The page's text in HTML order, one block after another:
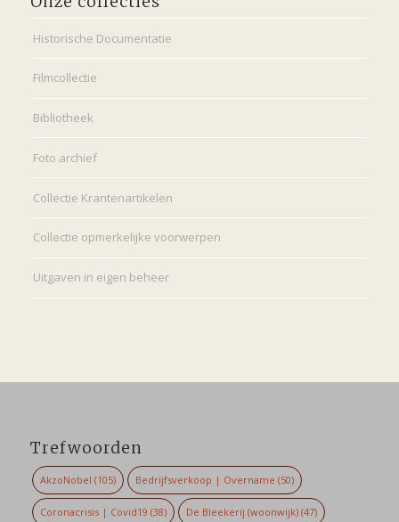
Historische Documentatie
Filmcollectie
Bibliotheek
Foto archief
Collectie Krantenartikelen
Collectie opmerkelijke voorwerpen
Uitgaven in eigen beheer
Trefwoorden
AkzoNobel (105) Bedrijfsverkoop | Overname (50)
Coronacrisis | Covid19 (38) De Bleekerij (woonwijk) (47)